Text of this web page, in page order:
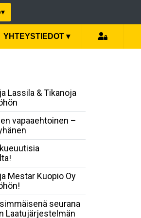
▾
YHTEYSTIEDOT ▾
Lassila & Tikanoja
vapaaehtoinen –
Mestar Kuopio Oy
seurana
Laatujärjestelmän